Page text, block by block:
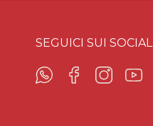
SEGUICI SUI SOCIAL